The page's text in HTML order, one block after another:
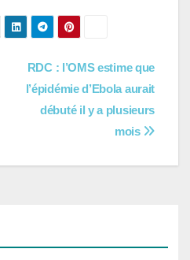
RDC : l’OMS estime que
l’épidémie d’Ebola aurait
débuté il y a plusieurs
mois